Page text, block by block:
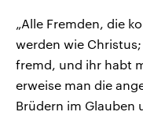
„Alle Fremden, die
werden wie
fremd, und ihr habt
erweise man die
Brüdern im Glauben